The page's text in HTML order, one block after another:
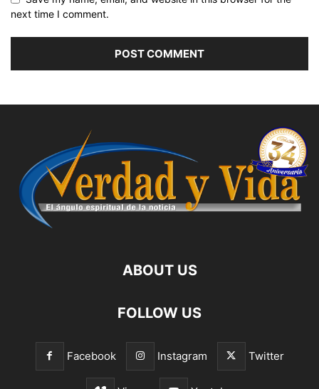
next time I comment.
ABOUT US
FOLLOW US
Facebook Instagram Twitter